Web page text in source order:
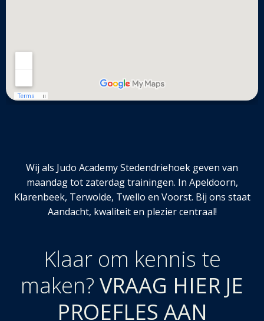
Wij als Judo Academy Stedendriehoek geven van
maandag tot zaterdag trainingen. In Apeldoorn,
Klarenbeek, Terwolde, Twello en Voorst. Bij ons staat
Aandacht, kwaliteit en plezier centraal!
Klaar om kennis te
maken? VRAAG HIER JE
PROEFLES AAN